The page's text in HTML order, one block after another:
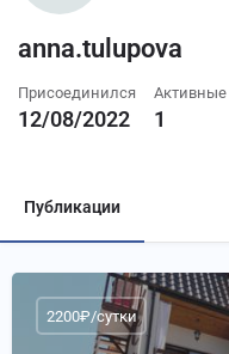
anna.tulupova
Присоединился
12/08/2022 1
Публикации
2200₽/сутки